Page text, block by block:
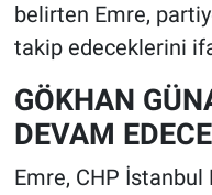
belirten Emre,
takip edeceklerini
GÖKHAN
DEVAM
Emre, CHP